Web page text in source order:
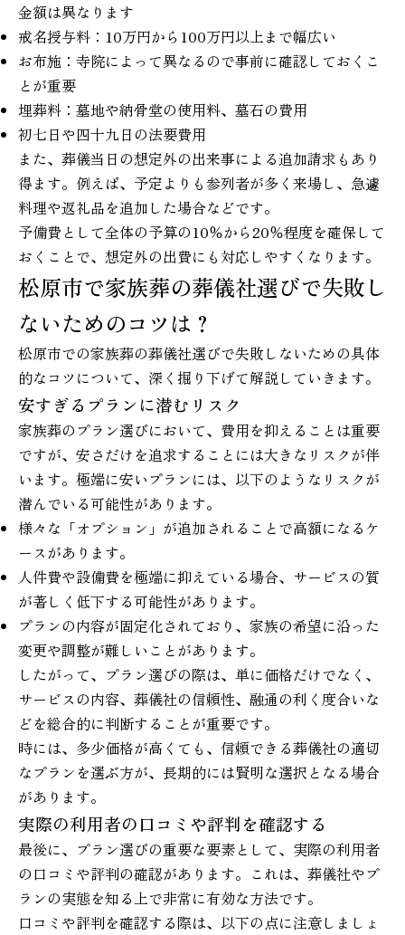
金額は異なります
戒名授与料：10万円から100万円以上まで幅広い
お布施：寺院によって異なるので事前に確認しておくこ
とが重要
埋葬料：墓地や納骨堂の使用料、墓石の費用
初七日や四十九日の法要費用
また、葬儀当日の想定外の出来事による追加請求もあり
得ます。例えば、予定よりも参列者が多く来場し、急遽
料理や返礼品を追加した場合などです。
予備費として全体の予算の10％から20％程度を確保して
おくことで、想定外の出費にも対応しやすくなります。
松原市で家族葬の葬儀社選びで失敗し
ないためのコツは？
松原市での家族葬の葬儀社選びで失敗しないための具体
的なコツについて、深く掘り下げて解説していきます。
安すぎるプランに潜むリスク
家族葬のプラン選びにおいて、費用を抑えることは重要
ですが、安さだけを追求することには大きなリスクが伴
います。極端に安いプランには、以下のようなリスクが
潜んでいる可能性があります。
様々な「オプション」が追加されることで高額になるケ
ースがあります。
人件費や設備費を極端に抑えている場合、サービスの質
が著しく低下する可能性があります。
プランの内容が固定化されており、家族の希望に沿った
変更や調整が難しいことがあります。
したがって、プラン選びの際は、単に価格だけでなく、
サービスの内容、葬儀社の信頼性、融通の利く度合いな
どを総合的に判断することが重要です。
時には、多少価格が高くても、信頼できる葬儀社の適切
なプランを選ぶ方が、長期的には賢明な選択となる場合
があります。
実際の利用者の口コミや評判を確認する
最後に、プラン選びの重要な要素として、実際の利用者
の口コミや評判の確認があります。これは、葬儀社やプ
ランの実態を知る上で非常に有効な方法です。
口コミや評判を確認する際は、以下の点に注意しましょ